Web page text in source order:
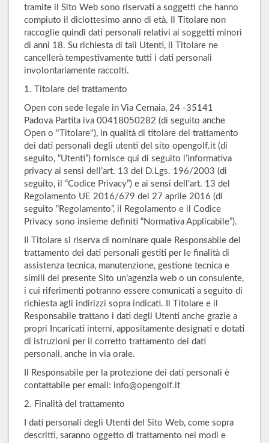
tramite il Sito Web sono riservati a soggetti che hanno
compiuto il diciottesimo anno di età. Il Titolare non
raccoglie quindi dati personali relativi ai soggetti minori
di anni 18. Su richiesta di tali Utenti, il Titolare ne
cancellerà tempestivamente tutti i dati personali
involontariamente raccolti.
1. Titolare del trattamento
Open con sede legale in Via Cernaia, 24 -35141
Padova Partita iva 00418050282 (di seguito anche
Open o "Titolare"), in qualità di titolare del trattamento
dei dati personali degli utenti del sito opengolf.it (di
seguito, “Utenti”) fornisce qui di seguito l’informativa
privacy ai sensi dell’art. 13 del D.Lgs. 196/2003 (di
seguito, il “Codice Privacy”) e ai sensi dell’art. 13 del
Regolamento UE 2016/679 del 27 aprile 2016 (di
seguito “Regolamento”, il Regolamento e il Codice
Privacy sono insieme definiti “Normativa Applicabile”).
Il Titolare si riserva di nominare quale Responsabile del
trattamento dei dati personali gestiti per le finalità di
assistenza tecnica, manutenzione, gestione tecnica e
simili del presente Sito un’agenzia web o un consulente,
i cui riferimenti potranno essere comunicati a seguito di
richiesta agli indirizzi sopra indicati. Il Titolare e il
Responsabile trattano i dati degli Utenti anche grazie a
propri Incaricati interni, appositamente designati e dotati
di istruzioni per il corretto trattamento dei dati
personali, anche in via orale.
Il Responsabile per la protezione dei dati personali è
contattabile per email: info@opengolf.it
2. Finalità del trattamento
I dati personali degli Utenti del Sito Web, come sopra
descritti, saranno oggetto di trattamento nei modi e